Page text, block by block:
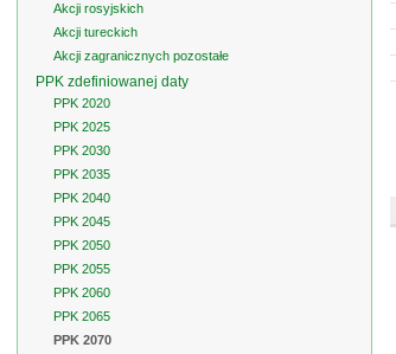
Akcji rosyjskich
Akcji tureckich
Akcji zagranicznych pozostałe
PPK zdefiniowanej daty
PPK 2020
PPK 2025
PPK 2030
PPK 2035
PPK 2040
PPK 2045
PPK 2050
PPK 2055
PPK 2060
PPK 2065
PPK 2070